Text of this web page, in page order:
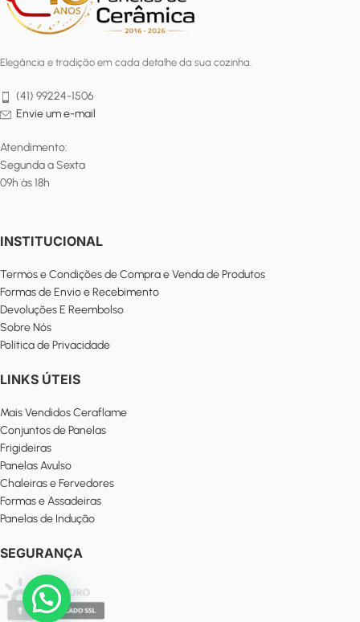
Elegância e tradição em cada detalhe da sua cozinha.
(41) 99224-1506
Envie um e-mail
Atendimento:
Segunda a Sexta
09h às 18h
INSTITUCIONAL
Termos e Condições de Compra e Venda de Produtos
Formas de Envio e Recebimento
Devoluções E Reembolso
Sobre Nós
Política de Privacidade
LINKS ÚTEIS
Mais Vendidos Ceraflame
Conjuntos de Panelas
Frigideiras
Panelas Avulso
Chaleiras e Fervedores
Formas e Assadeiras
Panelas de Indução
SEGURANÇA